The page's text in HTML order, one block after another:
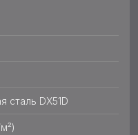
сталь DX51D